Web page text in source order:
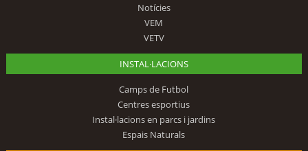
Notícies
VEM
VETV
INSTAL·LACIONS
Camps de Futbol
Centres esportius
Instal·lacions en parcs i jardins
Espais Naturals